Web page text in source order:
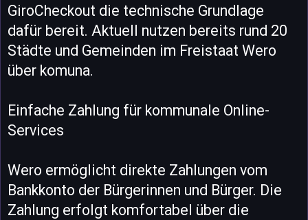
GiroCheckout die technische Grundlage
dafür bereit. Aktuell nutzen bereits rund 20
Städte und Gemeinden im Freistaat Wero
über komuna.
Einfache Zahlung für kommunale Online-
Services
Wero ermöglicht direkte Zahlungen vom
Bankkonto der Bürgerinnen und Bürger. Die
Zahlung erfolgt komfortabel über die